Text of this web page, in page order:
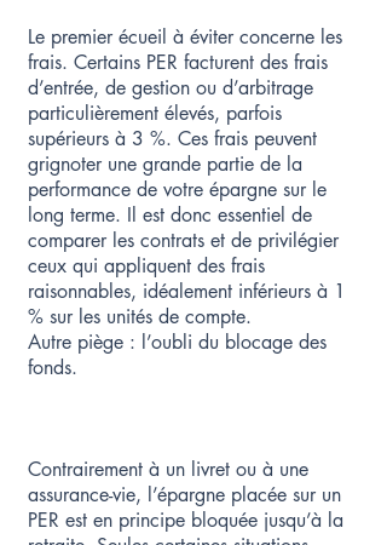
Le premier écueil à éviter concerne les
frais. Certains PER facturent des frais
d’entrée, de gestion ou d’arbitrage
particulièrement élevés, parfois
supérieurs à 3 %. Ces frais peuvent
grignoter une grande partie de la
performance de votre épargne sur le
long terme. Il est donc essentiel de
comparer les contrats et de privilégier
ceux qui appliquent des frais
raisonnables, idéalement inférieurs à 1
% sur les unités de compte.
Autre piège : l’oubli du blocage des
fonds.
Contrairement à un livret ou à une
assurance-vie, l’épargne placée sur un
PER est en principe bloquée jusqu’à la